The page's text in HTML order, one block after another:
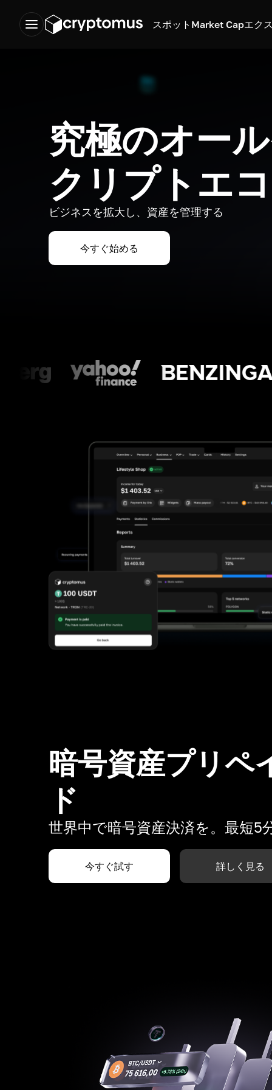
スポット Market Capエク
究極のオー
クリプトエ
ビジネスを拡大し、資産を管理する
今すぐ始める
暗号資産プリペ
ド
世界中で暗号資産決済を。最短5
今すぐ試す 詳しく見る